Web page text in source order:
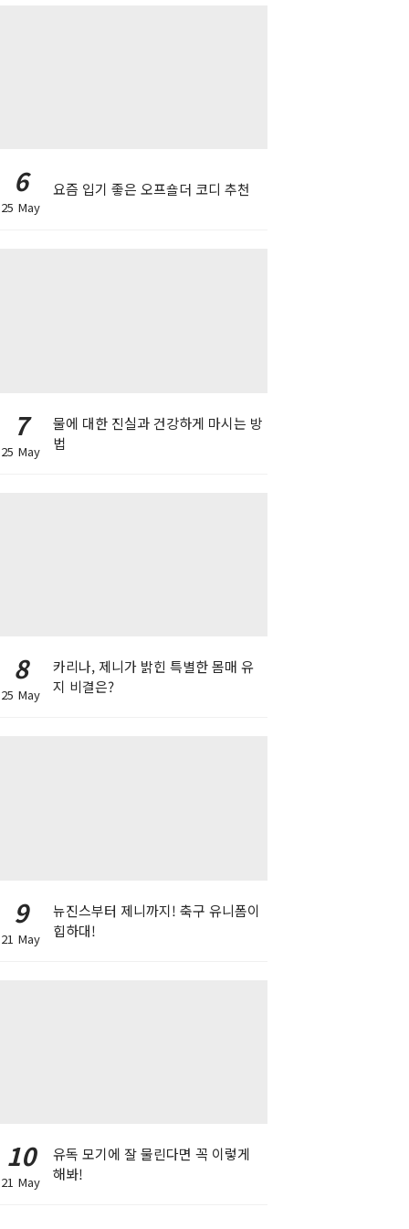
6
25 May
요즘 입기 좋은 오프숄더 코디 추천
7
25 May
물에 대한 진실과 건강하게 마시는 방
법
8
25 May
카리나, 제니가 밝힌 특별한 몸매 유
지 비결은?
9
21 May
뉴진스부터 제니까지! 축구 유니폼이
힙하대!
10
21 May
유독 모기에 잘 물린다면 꼭 이렇게
해봐!